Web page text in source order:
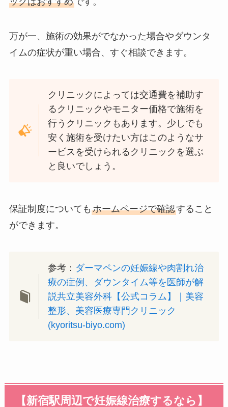
万が一、施術の効果がでなかった場合やダウンタ
イムの症状が重い場合、すぐ相談できます。
クリニックによっては交通費を補助す
るクリニックやモニター価格で施術を
行うクリニックもあります。少しでも
安く施術を受けたい方はこのようなサ
ービスを受けられるクリニックを選ぶ
と良いでしょう。
保証制度についても ホームページで確認すること
ができます。
参考： ダーマペンの妊娠線や肉割れ治
療の症例、ダウンタイム等を医師が解
説共立美容外科【公式コラム】｜美容
整形、美容医療専門クリニック
(kyoritsu-biyo.com)
【新宿駅周辺で妊娠線治療するなら】